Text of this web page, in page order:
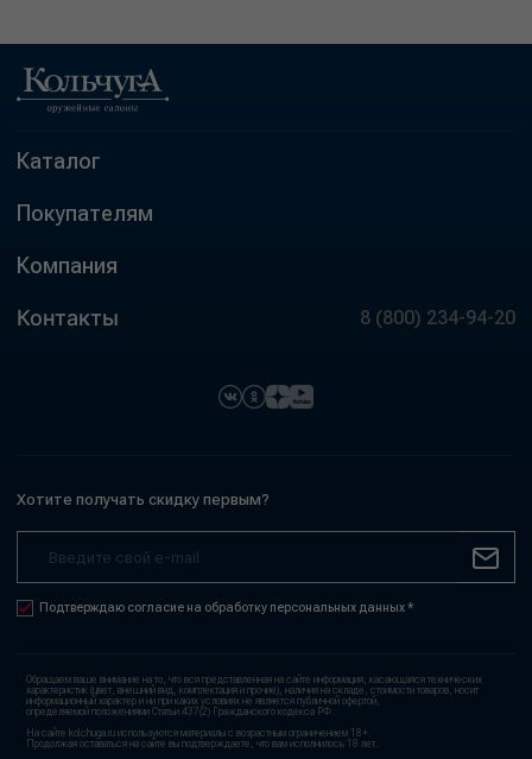
Каталог
Покупателям
Компания
Контакты 8 (800) 234-94-20
Хотите получать скидку первым?
Подтверждаю согласие на обработку персональных данных *
Обращаем ваше внимание на то, что вся представленная на сайте информация, касающаяся технических
характеристик (цвет, внешний вид, комплектация и прочие), наличия на складе, стоимости товаров, носит
информационный характер и ни при каких условиях не является публичной офертой,
определяемой положениями Статьи 437(2) Гражданского кодекса РФ.
На сайте kolchuga.ru используются материалы с возрастным ограничением 18+.
Продолжая оставаться на сайте вы подтверждаете, что вам исполнилось 18 лет.